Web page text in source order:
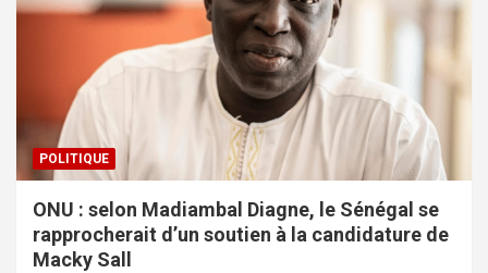
POLITIQUE
ONU : selon Madiambal Diagne, le Sénégal se
rapprocherait d’un soutien à la candidature de
Macky Sall